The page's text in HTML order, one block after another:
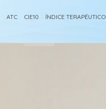
ATC CIE10 ÍNDICE TERAPÉUTICO